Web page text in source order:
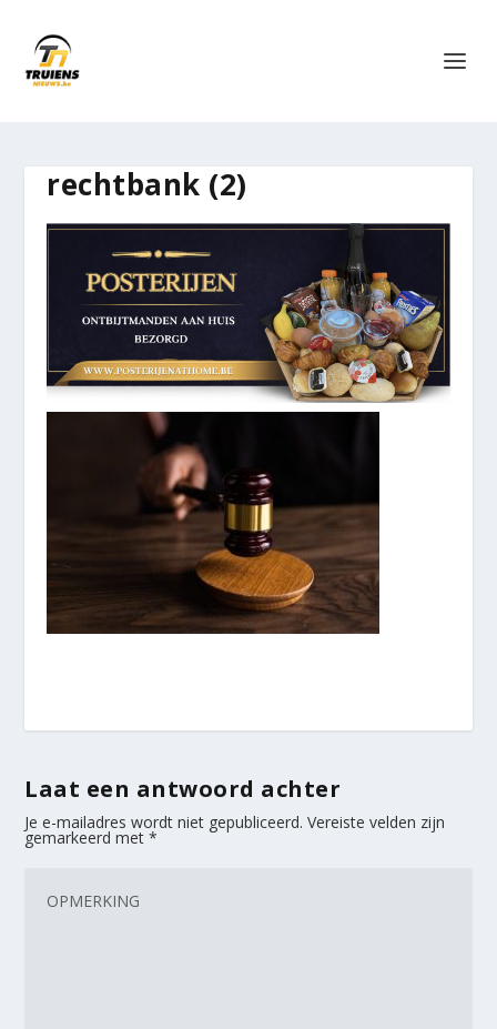
rechtbank (2)
Laat een antwoord achter
Je e-mailadres wordt niet gepubliceerd. Vereiste velden zijn
gemarkeerd met*